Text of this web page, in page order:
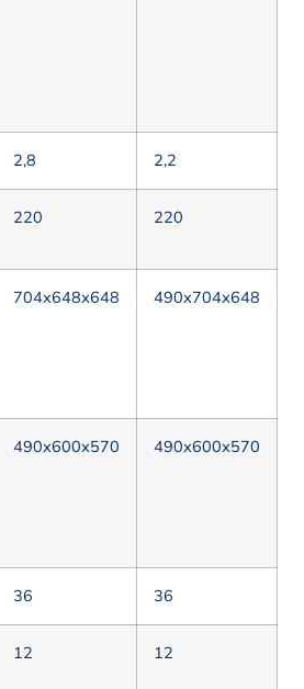
2,8 2,2
220 220
704х648х648 490х704х648
490х600х570 490х600х570
36 36
12 12